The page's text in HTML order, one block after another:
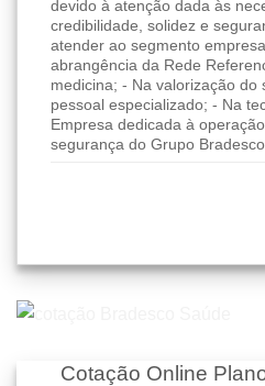
devido à atenção dada às
credibilidade, solidez e
atender ao segmento
abrangência da Rede
medicina; - Na valorização
pessoal especializado; - Na
Empresa dedicada à
segurança do Grupo
Cotação Online